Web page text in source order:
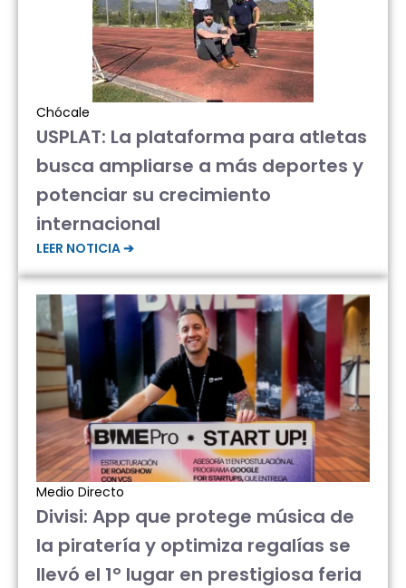
Chócale
USPLAT: La plataforma para atletas
busca ampliarse a más deportes y
potenciar su crecimiento
internacional
LEER NOTICIA ➔
Medio Directo
Divisi: App que protege música de
la piratería y optimiza regalías se
llevó el 1° lugar en prestigiosa feria